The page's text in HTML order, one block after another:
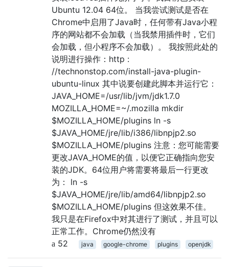
Ubuntu 12.04 64位。 当我尝试测试是否在
Chrome中启用了Java时，任何带有Java小程
序的网站都不会加载（当我禁用插件时，它们
会加载，但小程序不会加载）。 我按照此处的
说明进行操作：http :
//technonstop.com/install-java-plugin-
ubuntu-linux 其中说要创建此脚本并运行它：
JAVA_HOME=/usr/lib/jvm/jdk1.7.0
MOZILLA_HOME=~/.mozilla mkdir
$MOZILLA_HOME/plugins ln -s
$JAVA_HOME/jre/lib/i386/libnpjp2.so
$MOZILLA_HOME/plugins 注意：您可能需要
更改JAVA_HOME的值，以便它正确指向您安
装的JDK。64位用户将需要将最后一行更改
为： ln -s
$JAVA_HOME/jre/lib/amd64/libnpjp2.so
$MOZILLA_HOME/plugins 但这效果不佳。
我只是在Firefox中对其进行了测试，并且可以
正常工作。Chrome仍然没有
52
java google-chrome plugins openjdk